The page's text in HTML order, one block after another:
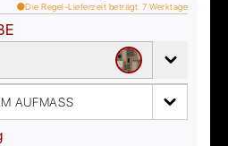
Die Regel-Lieferzeit beträgt: 7 Werktage
AUFMASS